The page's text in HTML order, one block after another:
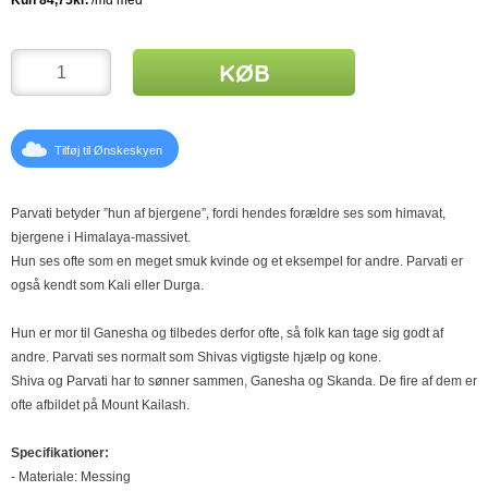
KØB
Tilføj til Ønskeskyen
Parvati betyder ”hun af bjergene”, fordi hendes forældre ses som himavat,
bjergene i Himalaya-massivet.
Hun ses ofte som en meget smuk kvinde og et eksempel for andre. Parvati er
også kendt som Kali eller Durga.
Hun er mor til Ganesha og tilbedes derfor ofte, så folk kan tage sig godt af
andre. Parvati ses normalt som Shivas vigtigste hjælp og kone.
Shiva og Parvati har to sønner sammen, Ganesha og Skanda. De fire af dem er
ofte afbildet på Mount Kailash.
Specifikationer:
- Materiale: Messing